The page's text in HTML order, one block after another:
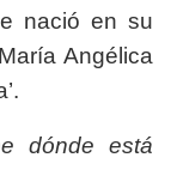
nació en su
Angélica
dónde está